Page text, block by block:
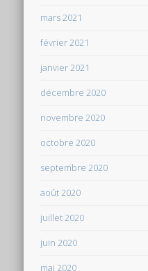
mars 2021
février 2021
janvier 2021
décembre 2020
novembre 2020
octobre 2020
septembre 2020
août 2020
juillet 2020
juin 2020
mai 2020